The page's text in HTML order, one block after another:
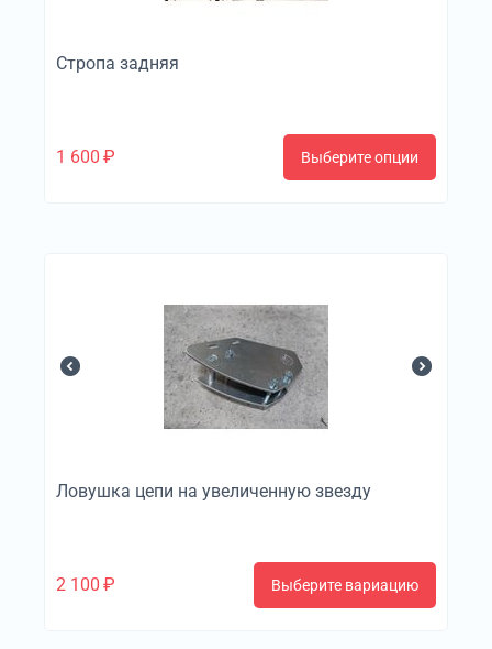
Стропа задняя
1 600 ₽ Выберите опции
Ловушка цепи на увеличенную звезду
2 100 ₽ Выберите вариацию